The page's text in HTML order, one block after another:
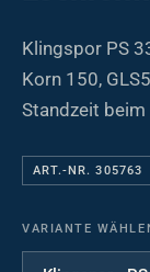
Klingspor PS
Korn 150,
Standzeit
ART.-NR. 305763
VARIANTE